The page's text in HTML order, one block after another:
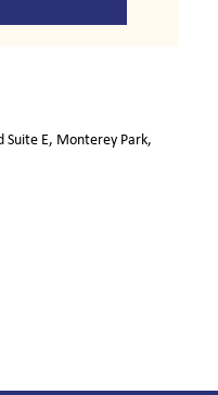
Suite E, Monterey Park,